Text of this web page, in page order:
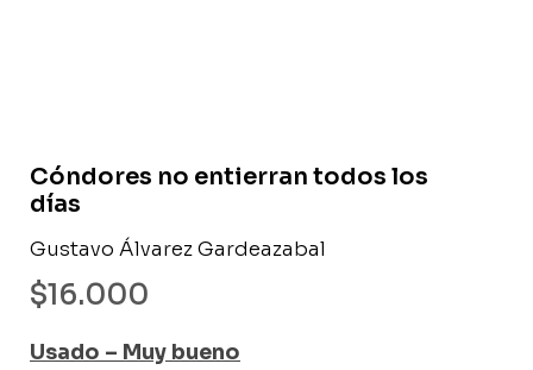
Cóndores no entierran todos los
días
Gustavo Álvarez Gardeazabal
$16.000
Usado – Muy bueno